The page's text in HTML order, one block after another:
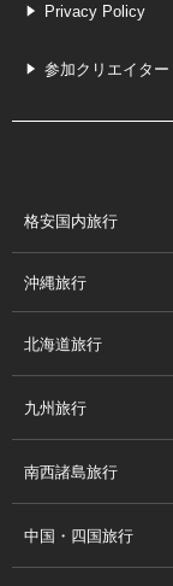
Privacy Policy
参加クリエイター
格安国内旅行
沖縄旅行
北海道旅行
九州旅行
南西諸島旅行
中国・四国旅行